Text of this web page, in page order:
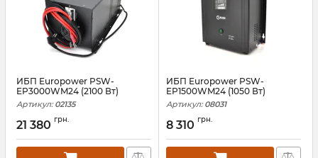
ИБП Europower PSW-
EP3000WM24 (2100 Вт)
Артикул: 02135
21 380 грн.
ИБП Europower PSW-
EP1500WM24 (1050 Вт)
Артикул: 08031
8 310 грн.